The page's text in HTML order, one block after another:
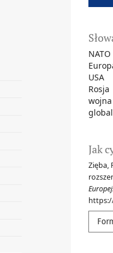
NATO
USA
Rosja
Jak
Zięba,